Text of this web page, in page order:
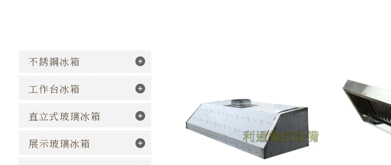
不銹鋼冰箱
工作台冰箱
直立式玻璃冰箱
展示玻璃冰箱